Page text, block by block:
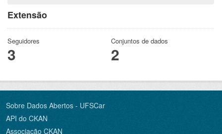
Extensão
Seguidores
3
Conjuntos de dados
2
Sobre Dados Abertos - UFSCar
API do CKAN
Associação CKAN